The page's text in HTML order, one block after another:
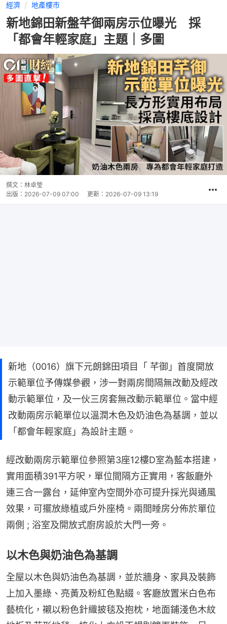
經濟 地產樓市
新地錦田新盤芊御兩房示位曝光 採
「都會年輕家庭」主題｜多圖
撰文： 林卓瑩
出版： 2026-07-09 07:00 更新： 2026-07-09 13:19
新地（0016）旗下元朗錦田項目「 芊御」首度開放
示範單位予傳媒參觀，涉一對兩房間隔無改動及經改
動示範單位，及一伙三房套無改動示範單位。當中經
改動兩房示範單位以溫潤木色及奶油色為基調，並以
「都會年輕家庭」為設計主題。
經改動兩房示範單位參照第3座12樓D室為藍本搭建，
實用面積391平方呎，單位間隔方正實用，客飯廳外
連三合一露台，延伸室內空間外亦可提升採光與通風
效果，可擺放綠植或戶外座椅。兩間睡房分佈於單位
兩側 ; 浴室及開放式廚房設於大門一旁。
以木色與奶油色為基調
全屋以木色與奶油色為基調，並於牆身、家具及裝飾
上加入墨綠、亮黃及粉紅色點綴。客廳放置米白色布
藝梳化，襯以粉色針織披毯及抱枕，地面鋪淺色木紋